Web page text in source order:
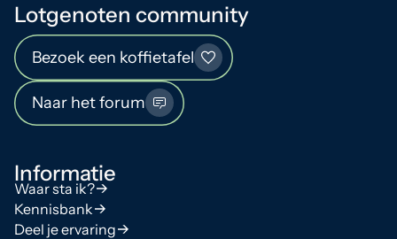
Lotgenoten community
Bezoek een koffietafel
Naar het forum
Informatie
Waar sta ik?
Kennisbank
Deel je ervaring